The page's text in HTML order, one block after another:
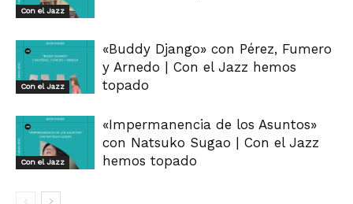
Con el Jazz
Con el Jazz
«Buddy Django» con Pérez, Fumero
y Arnedo | Con el Jazz hemos
topado
Con el Jazz
«Impermanencia de los Asuntos»
con Natsuko Sugao | Con el Jazz
hemos topado